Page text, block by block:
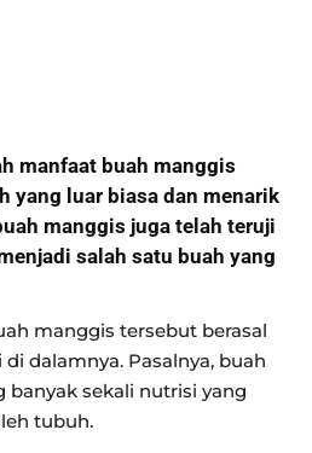
manfaat buah manggis
yang luar biasa dan menarik
manggis juga telah teruji
salah satu buah yang
manggis tersebut berasal
dalamnya. Pasalnya, buah
sekali nutrisi yang
tubuh.